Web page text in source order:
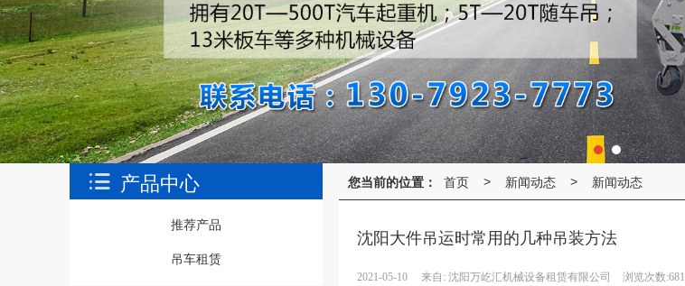
您当前的位置： 首页 > 新闻动态 > 新闻动态
沈阳大件吊运时常用的几种吊装方法
2021-05-10 来自: 沈阳万屹汇机械设备租赁有限公司 浏览次数:681
产品中心
推荐产品
吊车租赁